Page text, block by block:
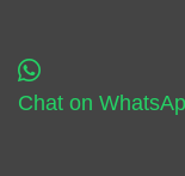
Chat on